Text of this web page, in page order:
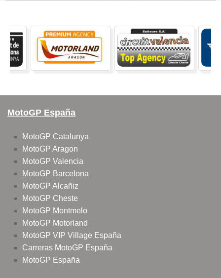
MotoGP España
MotoGP Catalunya
MotoGP Aragon
MotoGP Valencia
MotoGP Barcelona
MotoGP Alcañiz
MotoGP Cheste
MotoGP Montmelo
MotoGP Motorland
MotoGP VIP Village España
Carreras MotoGP España
MotoGP España